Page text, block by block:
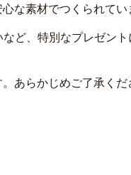
な素材でつくられてい
ど、特別なプレゼン
あらかじめご了承くだ